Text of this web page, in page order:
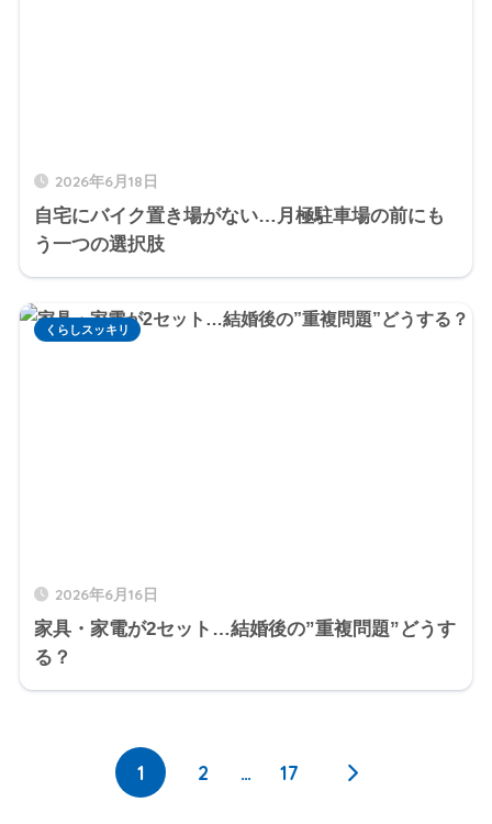
2026年6月18日
自宅にバイク置き場がない…月極駐車場の前にも
う一つの選択肢
2026年6月16日
家具・家電が2セット…結婚後の”重複問題”どうす
る？
くらしスッキリ
1 2 … 17